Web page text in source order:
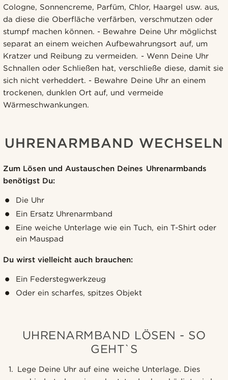
Cologne, Sonnencreme, Parfüm, Chlor, Haargel usw. aus,
da diese die Oberfläche verfärben, verschmutzen oder
stumpf machen können. - Bewahre Deine Uhr möglichst
separat an einem weichen Aufbewahrungsort auf, um
Kratzer und Reibung zu vermeiden. - Wenn Deine Uhr
Schnallen oder Schließen hat, verschließe diese, damit sie
sich nicht verheddert. - Bewahre Deine Uhr an einem
trockenen, dunklen Ort auf, und vermeide
Wärmeschwankungen.
UHRENARMBAND WECHSELN
Zum Lösen und Austauschen Deines Uhrenarmbands
benötigst Du:
Die Uhr
Ein Ersatz Uhrenarmband
Eine weiche Unterlage wie ein Tuch, ein T-Shirt oder
ein Mauspad
Du wirst vielleicht auch brauchen:
Ein Federstegwerkzeug
Oder ein scharfes, spitzes Objekt
UHRENARMBAND LÖSEN - SO
GEHT`S
Lege Deine Uhr auf eine weiche Unterlage. Dies